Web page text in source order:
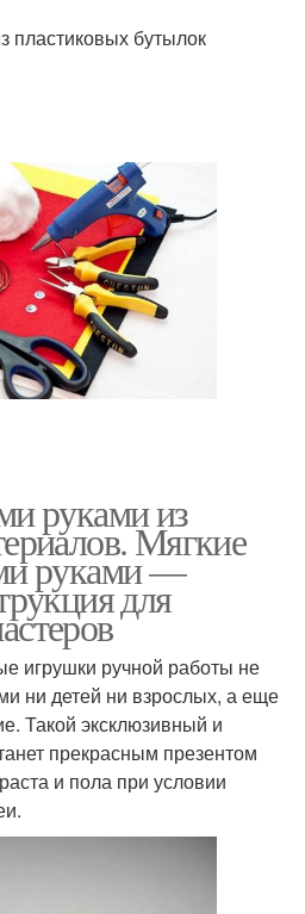
пластиковых бутылок
руками из
Мягкие
руками —
для
игрушки ручной работы не
ни детей ни взрослых, а еще
Такой эксклюзивный и
прекрасным презентом
и пола при условии